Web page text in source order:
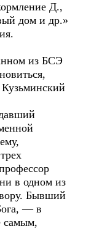
Д.,
дом и др.»
из БСЭ
Кузьминский
в одном из
Бывший
— в
самым,